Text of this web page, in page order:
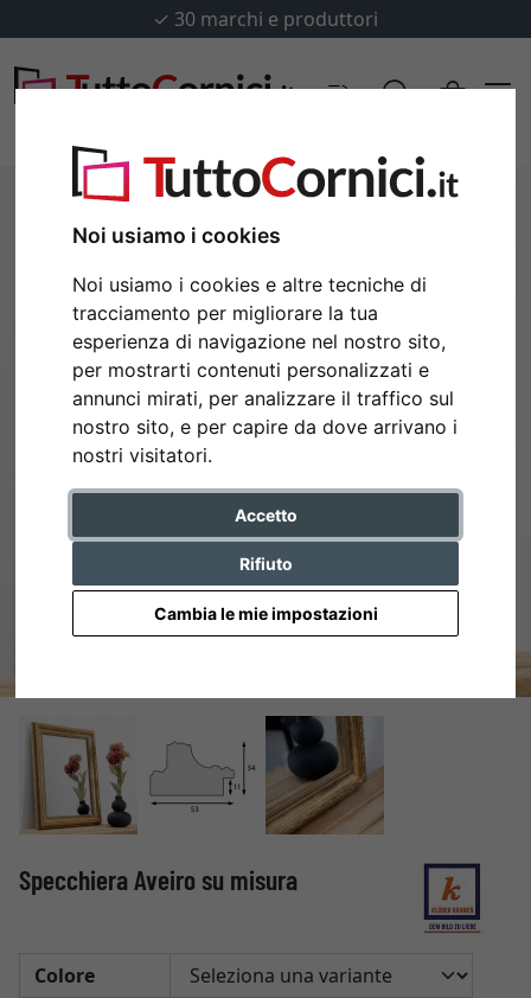
Noi usiamo i cookies
Noi usiamo i cookies e altre tecniche di
tracciamento per migliorare la tua
esperienza di navigazione nel nostro sito,
per mostrarti contenuti personalizzati e
annunci mirati, per analizzare il traffico sul
nostro sito, e per capire da dove arrivano i
nostri visitatori.
Accetto
Rifiuto
Cambia le mie impostazioni
✓ 30 marchi e produttori
Indietro
Specchiera Aveiro su misura
Colore